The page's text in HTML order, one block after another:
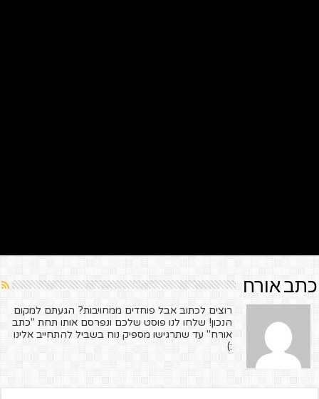
כתב אורח
רוצים לכתוב אבל פוחדים ממחויבות? הגעתם למקום
הנכון! שלחו לנו פוסט שלכם ונפרסם אותו תחת "כתב
אורח" עד שתרגישו מספיק נוח בשביל להתחייב אלינו
:)